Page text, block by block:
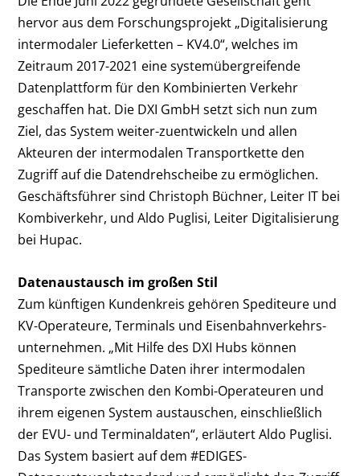
hervor aus dem Forschungsprojekt „Digitalisierung
intermodaler Lieferketten – KV4.0“, welches im
Zeitraum 2017-2021 eine systemübergreifende
Datenplattform für den Kombinierten Verkehr
geschaffen hat. Die DXI GmbH setzt sich nun zum
Ziel, das System weiter-zuentwickeln und allen
Akteuren der intermodalen Transportkette den
Zugriff auf die Datendrehscheibe zu ermöglichen.
Geschäftsführer sind Christoph Büchner, Leiter IT bei
Kombiverkehr, und Aldo Puglisi, Leiter Digitalisierung
bei Hupac.
Datenaustausch im großen Stil
Zum künftigen Kundenkreis gehören Spediteure und
KV-Operateure, Terminals und Eisenbahnverkehrs-
unternehmen. „Mit Hilfe des DXI Hubs können
Spediteure sämtliche Daten ihrer intermodalen
Transporte zwischen den Kombi-Operateuren und
ihrem eigenen System austauschen, einschließlich
der EVU- und Terminaldaten“, erläutert Aldo Puglisi.
Das System basiert auf dem #EDIGES-